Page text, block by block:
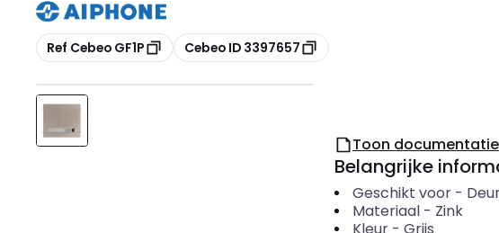
Kopiëren
Ref Cebeo GF1P Kopiëren
Cebeo ID 3397657
Toon documentatie
Belangrijke
Geschikt voor-
Materiaal- Zink